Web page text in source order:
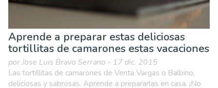
Aprende a preparar estas deliciosas
tortillitas de camarones estas vacaciones
por Jose Luis Bravo Serrano - 17 dic. 2015
Las tortillitas de camarones de Venta Vargas o Balbino,
deliciosas y sabrosas. Aprende a prepararlas en casa. ¡No